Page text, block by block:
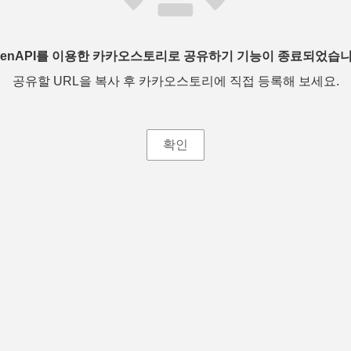
를 이용한 카카오스토리로 공유하기 기능이 종료되었습
공유할 URL을 복사 후 카카오스토리에 직접 등록해 보세요.
확인